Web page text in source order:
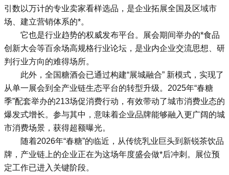
引数以万计的专业卖家看样选品，是企业拓展全国及区域市
场、建立营销体系的*。
它也是行业趋势的权威发布平台。展会期间举办的*食品
创新大会等百余场高规格行业论坛，是业内企业交流思想、研
判行业方向的难得场所。
此外，全国糖酒会已通过构建“展城融合” 新模式，实现了
从单一展会到全产业链生态平台的转型升级。2025年“春糖
季”配套举办的213场促消费行动，有效带动了城市消费业态的
爆发式增长。参与其中，意味着企业品牌能够融入更广阔的城
市消费场景，获得超额曝光。
随着2026年“春糖”的临近，从传统乳业巨头到新锐茶饮品
牌，产业链上的企业正在为这场年度盛会做*后冲刺。展位预
定工作已进入关键阶段。